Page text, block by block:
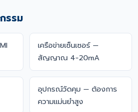
รรม
เครือข่ายเซ็นเซอร์ —
สัญญาณ 4-20mA
อุปกรณ์วัดคุม — ต้องการ
ความแม่นยำสูง